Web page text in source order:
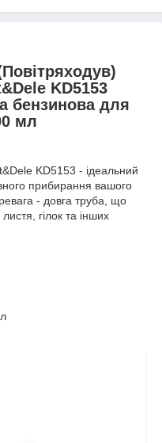
KD5153
бензинова для
мл
KD5153 - ідеальний
прибирання вашого
- довга труба, що
гілок та інших